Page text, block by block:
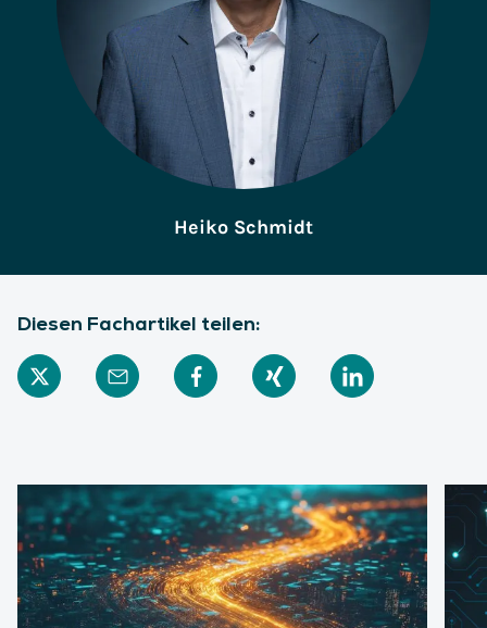
Heiko Schmidt
Diesen Fachartikel teilen: